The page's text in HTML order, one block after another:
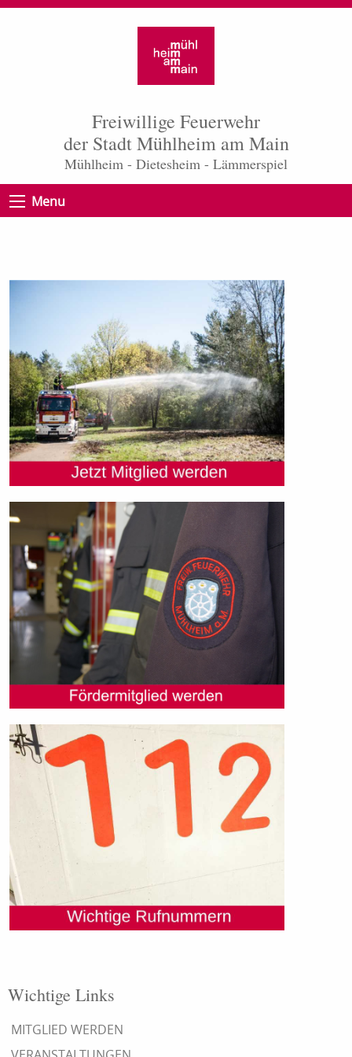
Freiwillige Feuerwehr
der Stadt Mühlheim am Main
Mühlheim - Dietesheim - Lämmerspiel
Menu
Wichtige Links
MITGLIED WERDEN